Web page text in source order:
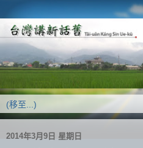
2014年3月9日 星期日